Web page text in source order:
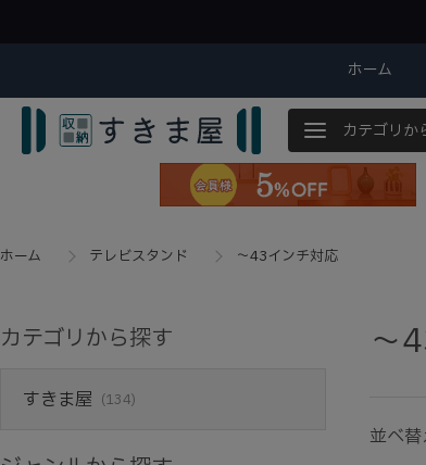
カテゴリか
ホーム
ホーム テレビスタンド ～43インチ対応
カテゴリから探す
すきま屋 (134)
～
並べ替